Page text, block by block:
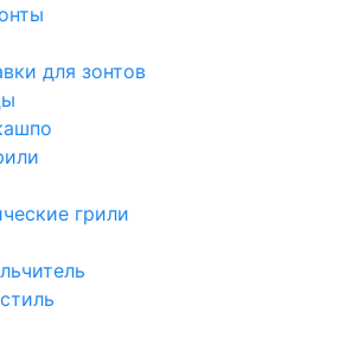
для зонтов
грили